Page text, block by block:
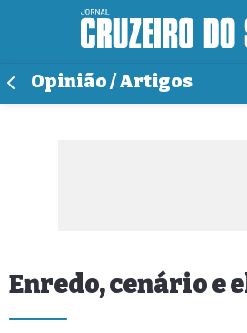
Opinião / Artigos
Enredo, cenário e